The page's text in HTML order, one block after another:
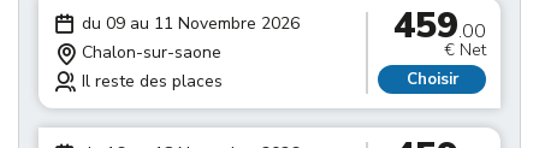
du 09 au 11 Novembre 2026
Chalon-sur-saone
Il reste des places
459.00
€ Net
Choisir